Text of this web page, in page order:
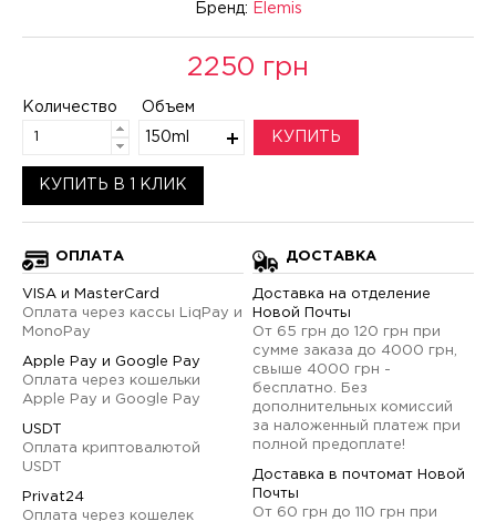
Бренд:
Elemis
2250 грн
Количество Объем
150ml КУПИТЬ
КУПИТЬ В 1 КЛИК
ОПЛАТА
VISA и MasterCard
Оплата через кассы LiqPay и
MonoPay
Apple Pay и Google Pay
Оплата через кошельки
Apple Pay и Google Pay
USDT
Оплата криптовалютой
USDT
Privat24
Оплата через кошелек
ДОСТАВКА
Доставка на отделение
Новой Почты
От 65 грн до 120 грн при
сумме заказа до 4000 грн,
свыше 4000 грн -
бесплатно. Без
дополнительных комиссий
за наложенный платеж при
полной предоплате!
Доставка в почтомат Новой
Почты
От 60 грн до 110 грн при